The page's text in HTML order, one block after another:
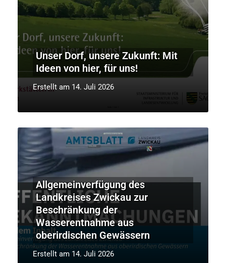
Unser Dorf, unsere Zukunft: Mit
Ideen von hier, für uns!
Erstellt am 14. Juli 2026
Allgemeinverfügung des
Landkreises Zwickau zur
Beschränkung der
Wasserentnahme aus
oberirdischen Gewässern
Erstellt am 14. Juli 2026